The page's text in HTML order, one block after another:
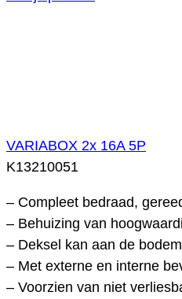
VARIABOX 2x 16A 5P
K13210051
– Compleet bedraad,
– Behuizing van
– Deksel kan aan de
– Met externe en interne
– Voorzien van niet